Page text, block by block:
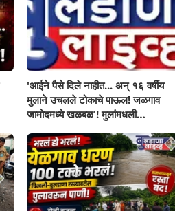
'आईने पैसे दिले नाहीत... अन् १६ वर्षीय
मुलाने उचलले टोकाचे पाऊल! जळगाव
जामोदमध्ये खळबळ'! मुलांमधली